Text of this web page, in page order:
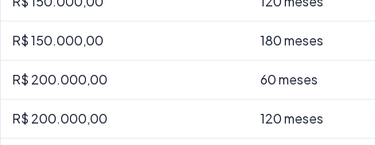
R$ 150.000,00 180 meses
R$ 200.000,00 60 meses
R$ 200.000,00 120 meses